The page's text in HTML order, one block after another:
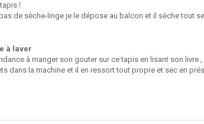
!
de sèche-linge je le dépose au balcon et il sèche tout
à laver
à manger son gouter sur ce tapis en lisant son livre
dans la machine et il en ressort tout propre et sec en